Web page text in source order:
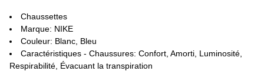
Chaussettes
Marque: NIKE
Couleur: Blanc, Bleu
Caractéristiques - Chaussures: Confort, Amorti, Luminosité,
Respirabilité, Évacuant la transpiration